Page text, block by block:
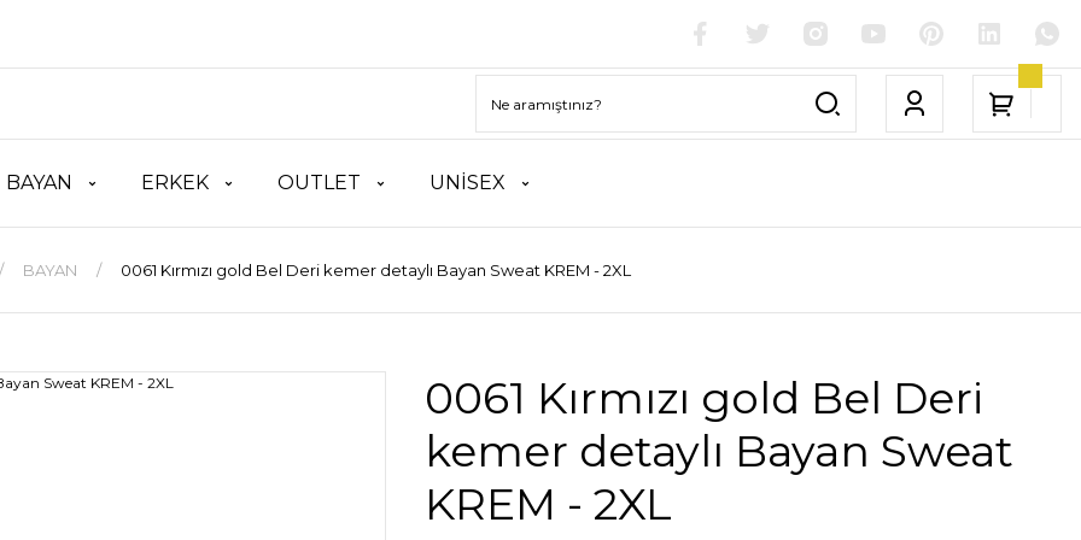
BAYAN ERKEK OUTLET UNİSEX
BAYAN 0061 Kırmızı gold Bel Deri kemer detaylı Bayan Sweat KREM - 2XL
0061 Kırmızı gold Bel Deri
kemer detaylı Bayan Sweat
KREM - 2XL